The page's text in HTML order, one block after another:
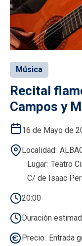
Música
Recital
Campos y
16 de Mayo de
Localidad
Lugar Teatro
C/ de Isaac
20:00
Duración
Precio Entrada